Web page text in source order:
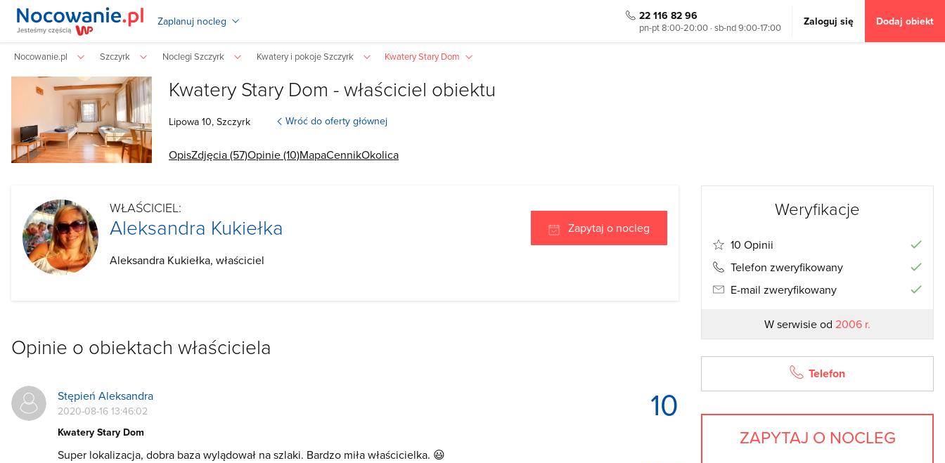
Zaplanuj nocleg 22 116 82 96
pn-pt 8:00-20:00 · sb-nd 9:00-17:00 Zaloguj się Dodaj obiekt
Nocowanie.pl Szczyrk Noclegi Szczyrk Kwatery i pokoje Szczyrk Kwatery Stary Dom
Kwatery Stary Dom - właściciel obiektu
Lipowa 10, Szczyrk Wróć do oferty głównej
OpisZdjęcia (57)Opinie (10)MapaCennikOkolica
WŁAŚCICIEL:
Aleksandra Kukiełka
Aleksandra Kukiełka, właściciel
Zapytaj o nocleg
Opinie o obiektach właściciela
10
Stępień Aleksandra
2020-08-16 13:46:02
Kwatery Stary Dom
Super lokalizacja, dobra baza wylądował na szlaki. Bardzo miła właścicielka. 😃
Weryfikacje
10 Opinii
Telefon zweryfikowany
E-mail zweryfikowany
W serwisie od 2006 r.
Telefon
ZAPYTAJ O NOCLEG